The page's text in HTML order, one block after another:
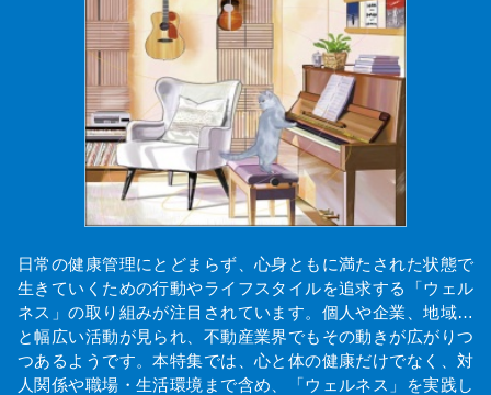
日常の健康管理にとどまらず、心身ともに満たされた状態で
生きていくための行動やライフスタイルを追求する「ウェル
ネス」の取り組みが注目されています。個人や企業、地域…
と幅広い活動が見られ、不動産業界でもその動きが広がりつ
つあるようです。本特集では、心と体の健康だけでなく、対
人関係や職場・生活環境まで含め、「ウェルネス」を実践し